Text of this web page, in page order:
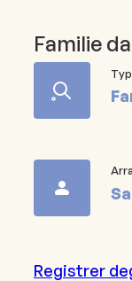
Familie
Registrer